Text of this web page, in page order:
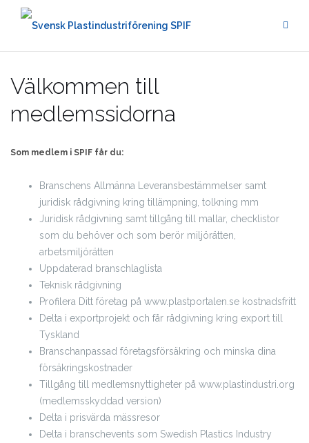
Hoppa
Välkommen till
medlemssidorna
Som medlem i SPIF får du:
Branschens Allmänna Leveransbestämmelser samt
juridisk rådgivning kring tillämpning, tolkning mm
Juridisk rådgivning samt tillgång till mallar, checklistor
som du behöver och som berör miljörätten,
arbetsmiljörätten
Uppdaterad branschlaglista
Teknisk rådgivning
Profilera Ditt företag på www.plastportalen.se kostnadsfritt
Delta i exportprojekt och får rådgivning kring export till
Tyskland
Branschanpassad företagsförsäkring och minska dina
försäkringskostnader
Tillgång till medlemsnyttigheter på www.plastindustri.org
(medlemsskyddad version)
Delta i prisvärda mässresor
Delta i branschevents som Swedish Plastics Industry